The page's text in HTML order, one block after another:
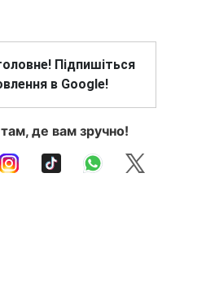
Підпишіться
в Google!
де вам зручно!